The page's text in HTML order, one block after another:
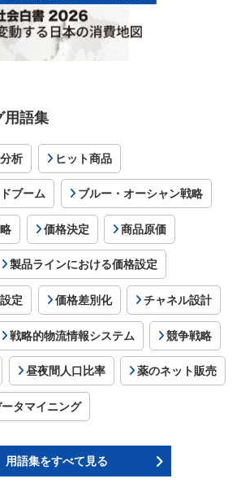
用語集
析 ヒット商品
ブーム ブルー・オーシャン戦略
価格決定 商品原価
製品ラインにおける価格設定
定 価格差別化 チャネル設計
戦略的物流情報システム 競争戦略
昼夜間人口比率 薬のネット販売
タマイニング
用語集をすべて見る